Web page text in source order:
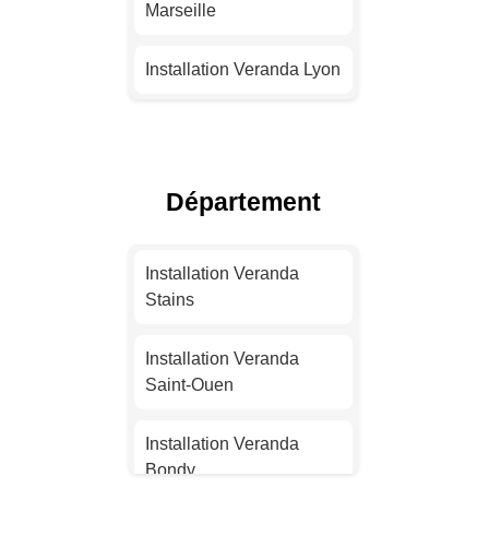
Marseille
Installation Veranda Lyon
Installation Veranda Nice
Installation Veranda
Nantes
Installation Veranda
Strasbourg
Installation Veranda
Montpellier
Département
Installation Veranda
Stains
Installation Veranda
Saint-Ouen
Installation Veranda
Bondy